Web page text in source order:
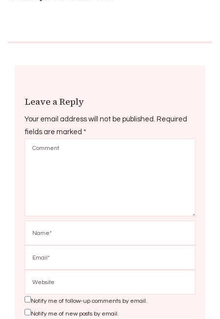
Leave a Reply
Your email address will not be published. Required
fields are marked *
Notify me of follow-up comments by email.
Notify me of new posts by email.